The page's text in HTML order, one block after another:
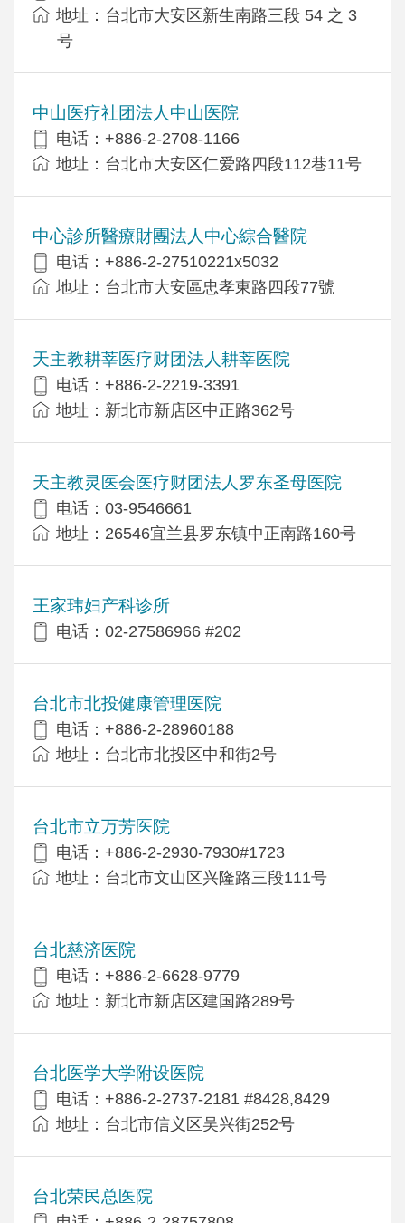
地址：台北市大安区新生南路三段 54 之 3
号
中山医疗社团法人中山医院
电话：+886-2-2708-1166
地址：台北市大安区仁爱路四段112巷11号
中心診所醫療財團法人中心綜合醫院
电话：+886-2-27510221x5032
地址：台北市大安區忠孝東路四段77號
天主教耕莘医疗财团法人耕莘医院
电话：+886-2-2219-3391
地址：新北市新店区中正路362号
天主教灵医会医疗财团法人罗东圣母医院
电话：03-9546661
地址：26546宜兰县罗东镇中正南路160号
王家玮妇产科诊所
电话：02-27586966 #202
台北市北投健康管理医院
电话：+886-2-28960188
地址：台北市北投区中和街2号
台北市立万芳医院
电话：+886-2-2930-7930#1723
地址：台北市文山区兴隆路三段111号
台北慈济医院
电话：+886-2-6628-9779
地址：新北市新店区建国路289号
台北医学大学附设医院
电话：+886-2-2737-2181 #8428,8429
地址：台北市信义区吴兴街252号
台北荣民总医院